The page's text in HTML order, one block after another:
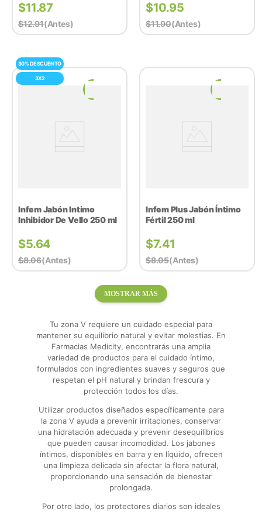
$11.87
$12.91(antes)
$10.95
$11.90(antes)
30% DESCUENTO
3X2
Infem Jabón Intimo
Inhibidor De Vello 250 ml
$5.64
$8.06(antes)
Infem Plus Jabón Íntimo
Fértil 250 ml
$7.41
$8.05(antes)
MOSTRAR MÁS
Tu zona V requiere un cuidado especial para
mantener su equilibrio natural y evitar molestias. En
Farmacias Medicity, encontrarás una amplia
variedad de productos para el cuidado íntimo,
formulados con ingredientes suaves y seguros que
respetan el pH natural y brindan frescura y
protección todos los días.
Utilizar productos diseñados específicamente para
la zona V ayuda a prevenir irritaciones, conservar
una hidratación adecuada y prevenir desequilibrios
que pueden causar incomodidad. Los jabones
íntimos, disponibles en barra y en líquido, ofrecen
una limpieza delicada sin afectar la flora natural,
proporcionando una sensación de bienestar
prolongada.
Por otro lado, los protectores diarios son ideales